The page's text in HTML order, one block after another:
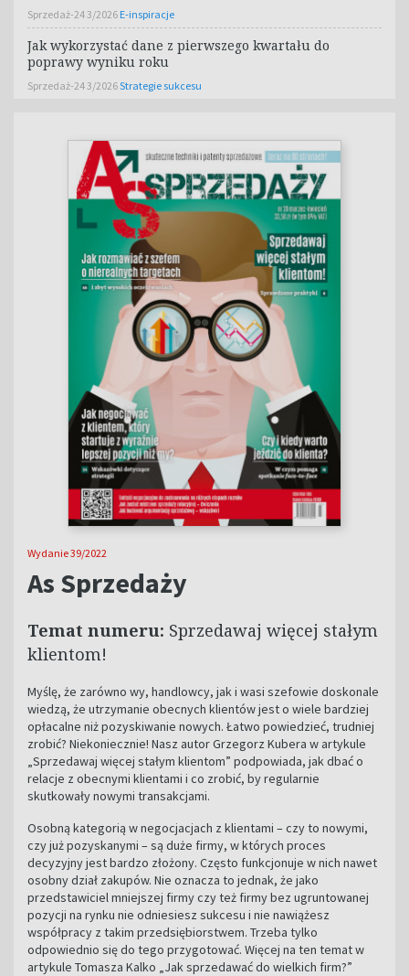
Wydanie 39/2022
As Sprzedaży
Temat numeru: Sprzedawaj więcej stałym
klientom!
Myślę, że zarówno wy, handlowcy, jak i wasi szefowie doskonale
wiedzą, że utrzymanie obecnych klientów jest o wiele bardziej
opłacalne niż pozyskiwanie nowych. Łatwo powiedzieć, trudniej
zrobić? Niekoniecznie! Nasz autor Grzegorz Kubera w artykule
„Sprzedawaj więcej stałym klientom” podpowiada, jak dbać o
relacje z obecnymi klientami i co zrobić, by regularnie
skutkowały nowymi transakcjami.
Osobną kategorią w negocjacjach z klientami – czy to nowymi,
czy już pozyskanymi – są duże firmy, w których proces
decyzyjny jest bardzo złożony. Często funkcjonuje w nich nawet
osobny dział zakupów. Nie oznacza to jednak, że jako
przedstawiciel mniejszej firmy czy też firmy bez ugruntowanej
pozycji na rynku nie odniesiesz sukcesu i nie nawiążesz
współpracy z takim przedsiębiorstwem. Trzeba tylko
odpowiednio się do tego przygotować. Więcej na ten temat w
artykule Tomasza Kalko „Jak sprzedawać do wielkich firm?”
Sprzedaż-24 3/2026 E-inspiracje
Jak wykorzystać dane z pierwszego kwartału do
poprawy wyniku roku
Sprzedaż-24 3/2026Strategie sukcesu